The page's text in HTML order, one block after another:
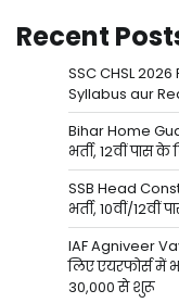
Recent
SSC CHSL
Syllabus aur
Bihar Home
भर्ती, 12वीं पास
SSB Head
भर्ती, 10वीं/
IAF Agniveer
लिए एयरफोर्स में
30,000 से शुरू